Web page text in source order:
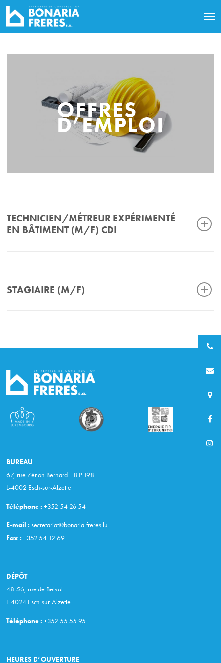
OFFRES
D’EMPLOI
TECHNICIEN/MÉTREUR EXPÉRIMENTÉ
EN BÂTIMENT (M/F) CDI
STAGIAIRE (M/F)
BUREAU
67, rue Zénon Bernard | B.P 198
L-4002 Esch-sur-Alzette
Téléphone : +352 54 26 54
E-mail :secretariat@bonaria-freres.lu
Fax : +352 54 12 69
DÉPÔT
48-56, rue de Belval
L-4024 Esch-sur-Alzette
Téléphone : +352 55 55 95
HEURES D’OUVERTURE